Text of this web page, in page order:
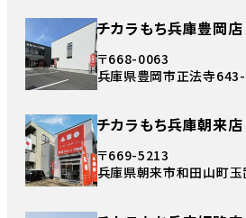
チカラもち兵庫豊岡店
〒668-0063
兵庫県豊岡市正法寺
チカラもち兵庫朝来店
〒669-5213
兵庫県朝来市和田山町